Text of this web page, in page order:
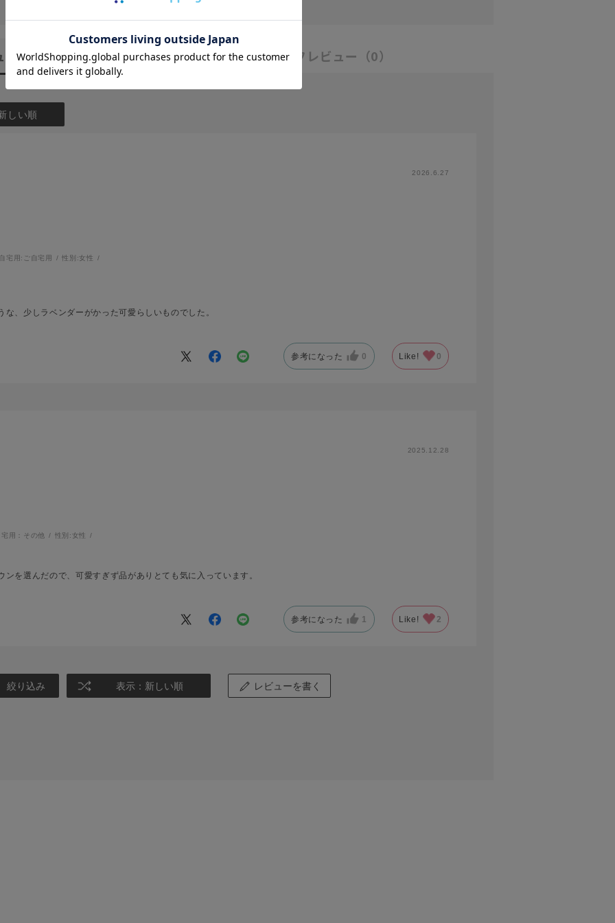
ー（2） スタッフレビュー （0）
しい順
2026.6.27
宅用: ご自宅用 性別:女性
、少しラベンダーがかった可愛らしいものでした。
参考になった 0 Like! 0
2025.12.28
用：その他 性別:女性
を選んだので、可愛すぎず品がありとても気に入っています。
参考になった 1 Like! 2
絞り込み 表示：新しい順 レビューを書く